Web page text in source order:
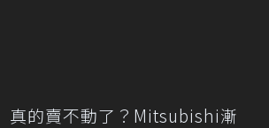
真的賣不動了？Mitsubishi漸